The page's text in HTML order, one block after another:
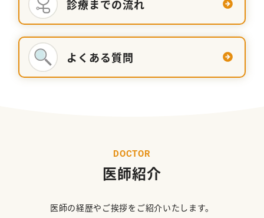
診療までの流れ
よくある質問
DOCTOR
医師紹介
医師の経歴やご挨拶をご紹介いたします。